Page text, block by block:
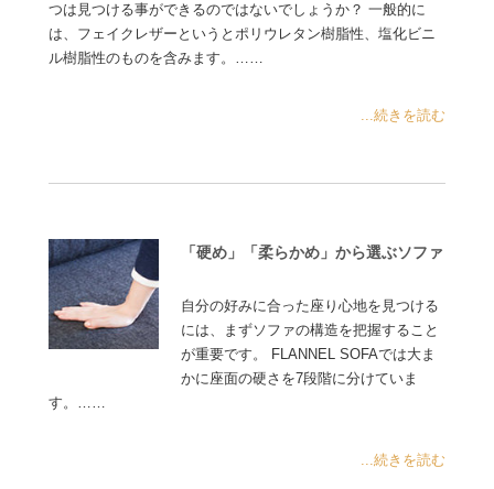
つは見つける事ができるのではないでしょうか？ 一般的に
は、フェイクレザーというとポリウレタン樹脂性、塩化ビニ
ル樹脂性のものを含みます。……
...続きを読む
「硬め」「柔らかめ」から選ぶソファ
自分の好みに合った座り心地を見つける
には、まずソファの構造を把握すること
が重要です。 FLANNEL SOFAでは大ま
かに座面の硬さを7段階に分けていま
す。……
...続きを読む